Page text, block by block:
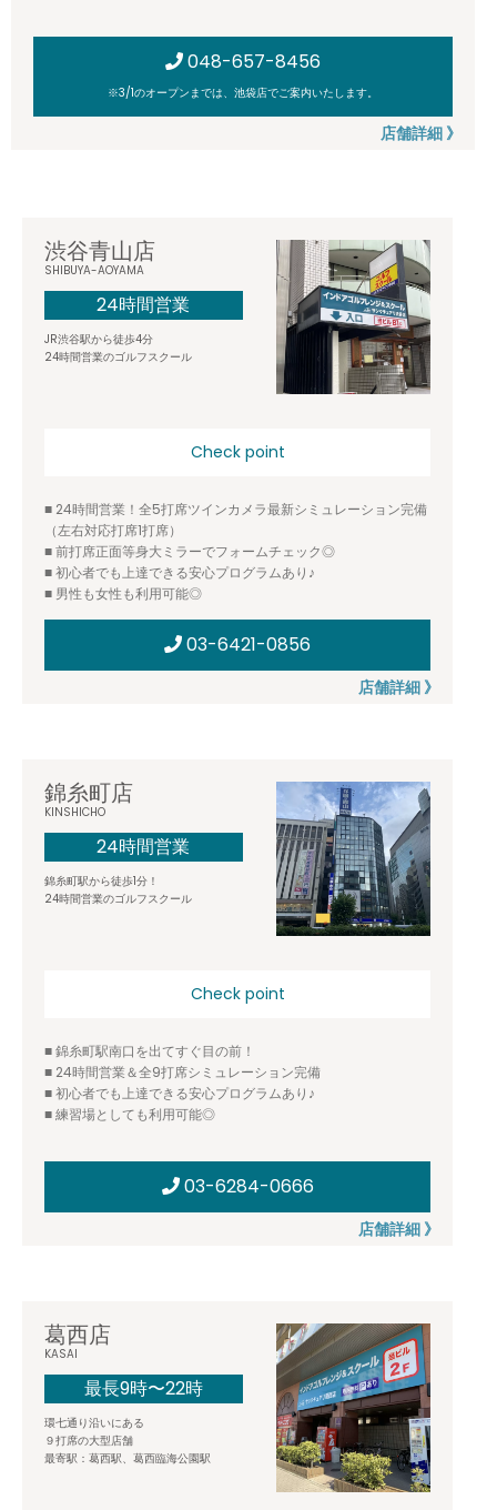
048-657-8456
※3/1のオープンまでは、池袋店でご案内いたします。
店舗詳細 》
渋谷青山店
SHIBUYA-AOYAMA
24時間営業
JR渋谷駅から徒歩4分
24時間営業のゴルフスクール
Check point
■ 24時間営業！全5打席ツインカメラ最新シミュレーション完備
（左右対応打席1打席）
■ 前打席正面等身大ミラーでフォームチェック◎
■ 初心者でも上達できる安心プログラムあり♪
■ 男性も女性も利用可能◎
03-6421-0856
店舗詳細 》
錦糸町店
KINSHICHO
24時間営業
錦糸町駅から徒歩1分！
24時間営業のゴルフスクール
Check point
■ 錦糸町駅南口を出てすぐ目の前！
■ 24時間営業＆全9打席シミュレーション完備
■ 初心者でも上達できる安心プログラムあり♪
■ 練習場としても利用可能◎
03-6284-0666
店舗詳細 》
葛西店
KASAI
最長9時〜22時
環七通り沿いにある
９打席の大型店舗
最寄駅：葛西駅、葛西臨海公園駅